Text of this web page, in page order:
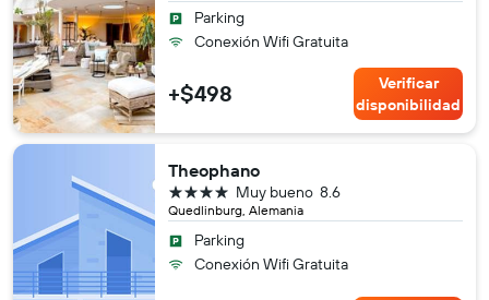
Parking
Conexión Wifi Gratuita
+$498
Verificar
disponibilidad
Theophano
Quedlinburg, Alemania
8.6
Muy bueno
4 estrellas
Parking
Conexión Wifi Gratuita